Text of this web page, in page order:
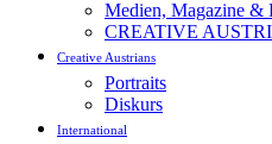
Medien, Magazine &
CREATIVE
Creative Austrians
Portraits
Diskurs
International